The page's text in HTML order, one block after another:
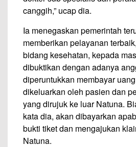
canggih,” ucap dia.
Ia menegaskan pemerintah
memberikan pelayanan
bidang kesehatan, kepada
dibuktikan dengan adanya
diperuntukkan membayar
dikeluarkan oleh pasien dan
yang dirujuk ke luar Natuna.
kata dia, akan dibayarkan
bukti tiket dan mengajukan
Natuna.